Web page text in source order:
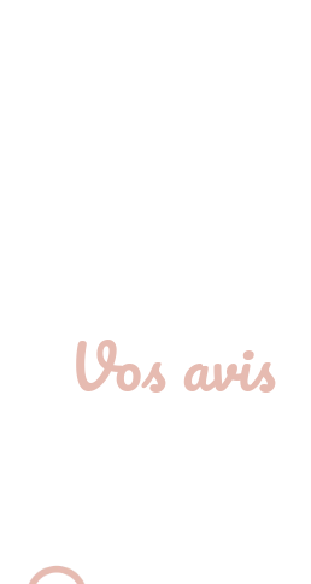
Vos avis